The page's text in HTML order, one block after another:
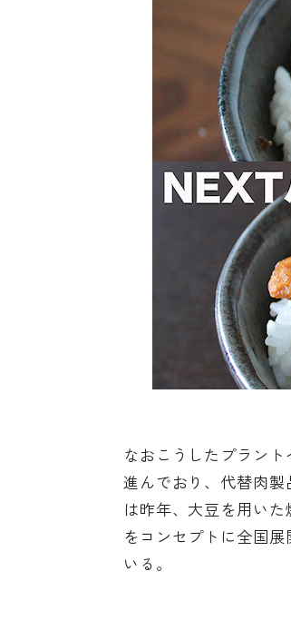
なおこうしたプラン
進んでおり、代替肉
は昨年、大豆を用い
をコンセプトに全国
いる。